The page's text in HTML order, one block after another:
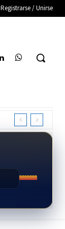
Registrarse / Unirse